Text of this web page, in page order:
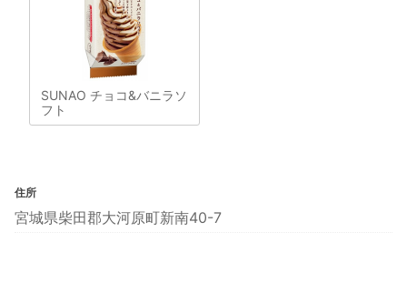
SUNAO チョコ&バニラソ
フト
住所
宮城県柴田郡大河原町新南40-7